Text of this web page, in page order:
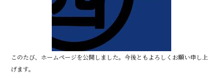
このたび、ホームページを公開しました。今後ともよろしくお願い申し上
げます。